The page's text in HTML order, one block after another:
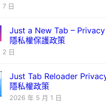
日
Just a New Tab –
隱私權保護政策
2 日
Just Tab Reloader
隱私權政策
2026 年 5 月 1 日